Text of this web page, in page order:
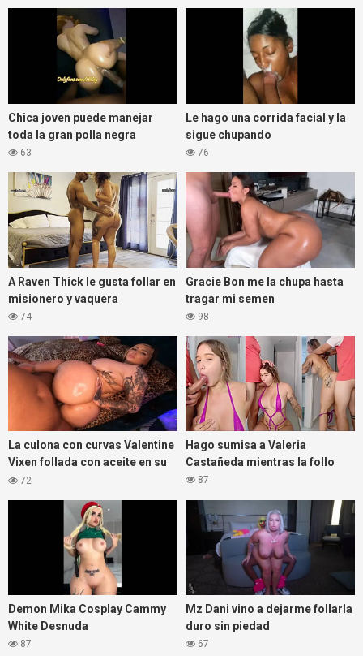
Chica joven puede manejar
toda la gran polla negra
63
Le hago una corrida facial y la
sigue chupando
76
A Raven Thick le gusta follar en
misionero y vaquera
74
Gracie Bon me la chupa hasta
tragar mi semen
98
La culona con curvas Valentine
Vixen follada con aceite en su
cuerpo
72
Hago sumisa a Valeria
Castañeda mientras la follo
87
Demon Mika Cosplay Cammy
White Desnuda
87
Mz Dani vino a dejarme follarla
duro sin piedad
67